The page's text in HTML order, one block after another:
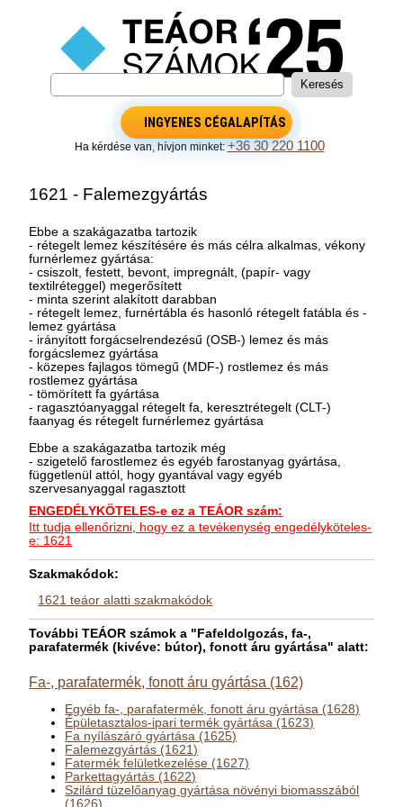
INGYENES CÉGALAPÍTÁS
Ha kérdése van, hívjon minket:+36 30 220 1100
1621 - Falemezgyártás
Ebbe a szakágazatba tartozik
- rétegelt lemez készítésére és más célra alkalmas, vékony
furnérlemez gyártása:
- csiszolt, festett, bevont, impregnált, (papír- vagy
textilréteggel) megerősített
- minta szerint alakított darabban
- rétegelt lemez, furnértábla és hasonló rétegelt fatábla és -
lemez gyártása
- irányított forgácselrendezésű (OSB-) lemez és más
forgácslemez gyártása
- közepes fajlagos tömegű (MDF-) rostlemez és más
rostlemez gyártása
- tömörített fa gyártása
- ragasztóanyaggal rétegelt fa, keresztrétegelt (CLT-)
faanyag és rétegelt furnérlemez gyártása
Ebbe a szakágazatba tartozik még
- szigetelő farostlemez és egyéb farostanyag gyártása,
függetlenül attól, hogy gyantával vagy egyéb
szervesanyaggal ragasztott
ENGEDÉLYKÖTELES-e ez a TEÁOR szám:
Itt tudja ellenőrizni, hogy ez a tevékenység engedélyköteles-
e: 1621
Szakmakódok:
1621 teáor alatti szakmakódok
További TEÁOR számok a "Fafeldolgozás, fa-,
parafatermék (kivéve: bútor), fonott áru gyártása" alatt:
Fa-, parafatermék, fonott áru gyártása (162)
Egyéb fa-, parafatermék, fonott áru gyártása (1628)
Épületasztalos-ipari termék gyártása (1623)
Fa nyílászáró gyártása (1625)
Falemezgyártás (1621)
Fatermék felületkezelése (1627)
Parkettagyártás (1622)
Szilárd tüzelőanyag gyártása növényi biomasszából
(1626)